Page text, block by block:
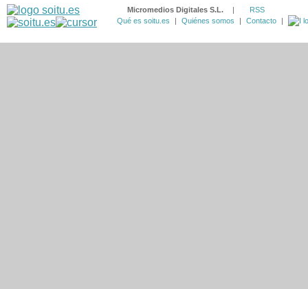
Micromedios Digitales S.L. |
RSS
Qué es soitu.es
| Quiénes somos | Contacto |